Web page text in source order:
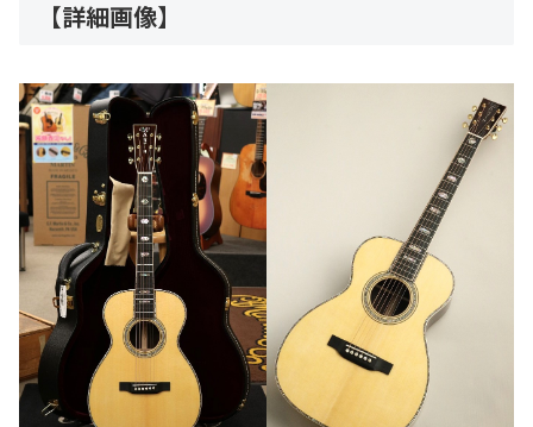
【詳細画像】